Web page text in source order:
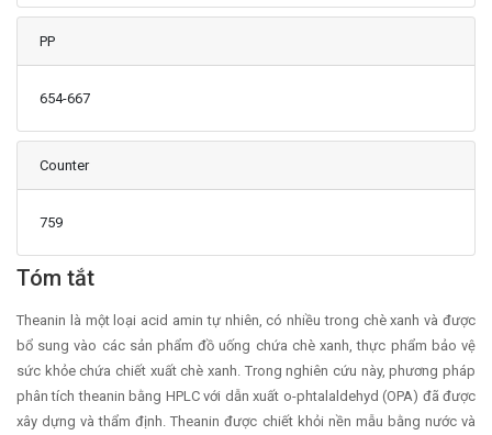
PP
654-667
Counter
759
Main Article Content
Tóm tắt
Theanin là một loại acid amin tự nhiên, có nhiều trong chè xanh và được
bổ sung vào các sản phẩm đồ uống chứa chè xanh, thực phẩm bảo vệ
sức khỏe chứa chiết xuất chè xanh. Trong nghiên cứu này, phương pháp
phân tích theanin bằng HPLC với dẫn xuất o-phtalaldehyd (OPA) đã được
xây dựng và thẩm định. Theanin được chiết khỏi nền mẫu bằng nước và